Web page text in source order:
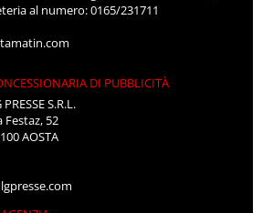
al numero: 0165/231711
DI PUBBLICITÀ
PRESSE S.R.L.
Festaz, 52
AOSTA